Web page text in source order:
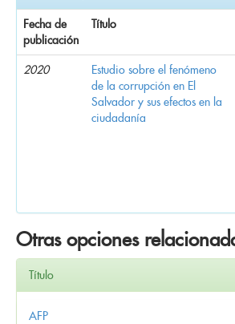
Fecha de
publicación
Título
2020
Estudio sobre el fenómeno
de la corrupción en El
Salvador y sus efectos en la
ciudadanía
Otras opciones
Título
AFP